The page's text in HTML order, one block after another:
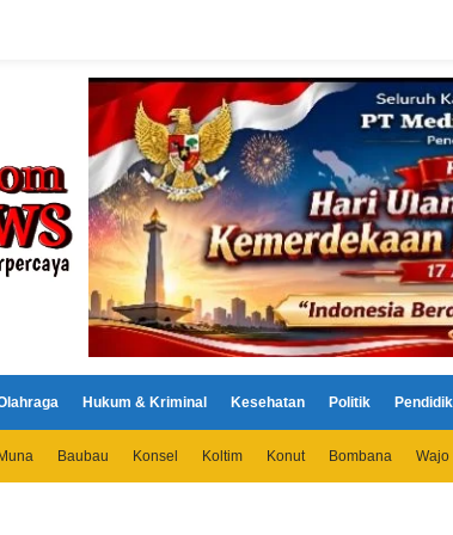
Hukum & Kriminal Kesehatan Politik
Baubau Konsel Koltim Konut Bombana Wajo